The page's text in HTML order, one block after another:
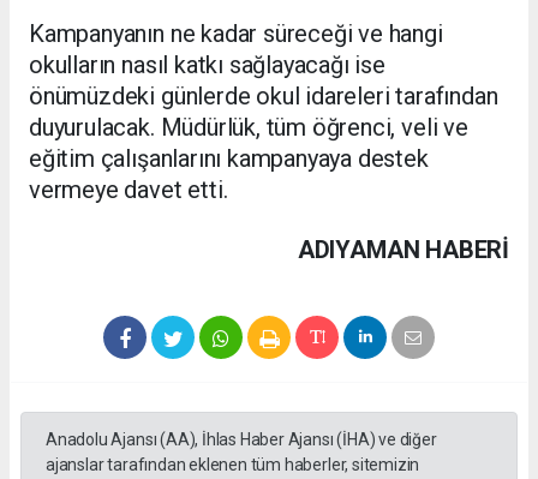
Kampanyanın ne kadar süreceği ve hangi
okulların nasıl katkı sağlayacağı ise
önümüzdeki günlerde okul idareleri tarafından
duyurulacak. Müdürlük, tüm öğrenci, veli ve
eğitim çalışanlarını kampanyaya destek
vermeye davet etti.
ADIYAMAN HABERİ
Anadolu Ajansı (AA), İhlas Haber Ajansı (İHA) ve diğer
ajanslar tarafından eklenen tüm haberler, sitemizin